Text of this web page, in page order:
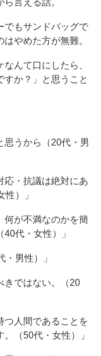
言える話。
でもサンドバッグで
やめた方が無難。
んて口にしたら、
すか？」と思うこと
思うから（20代・男
応・抗議は絶対にあ
）」
何が不満なのかを簡
代・女性）」
・男性）」
きではない。（20
つ人間であることを
（50代・女性）」